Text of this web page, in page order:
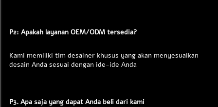
P2: Apakah layanan OEM/ODM tersedia?
Kami memiliki tim desainer khusus yang akan menyesuaikan
desain Anda sesuai dengan ide-ide Anda
P3. Apa saja yang dapat Anda beli dari kami